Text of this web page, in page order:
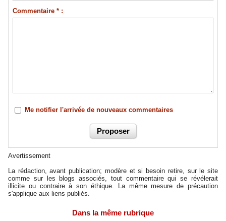
Commentaire * :
Me notifier l'arrivée de nouveaux commentaires
Avertissement
La rédaction, avant publication; modère et si besoin retire, sur le site
comme sur les blogs associés, tout commentaire qui se révélerait
illicite ou contraire à son éthique. La même mesure de précaution
s'applique aux liens publiés.
Dans la même rubrique